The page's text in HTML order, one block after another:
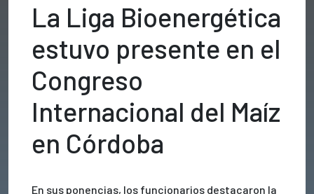
La Liga Bioenergética
estuvo presente en el
Congreso
Internacional del Maíz
en Córdoba
En sus ponencias, los funcionarios destacaron la